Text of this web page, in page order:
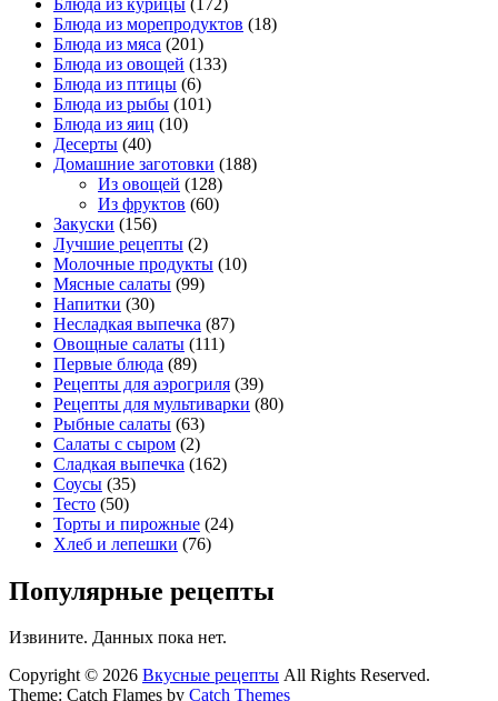
Блюда из морепродуктов (18)
Блюда из мяса (201)
Блюда из овощей (133)
Блюда из птицы (6)
Блюда из рыбы (101)
Блюда из яиц (10)
Десерты (40)
Домашние заготовки (188)
Из овощей (128)
Из фруктов (60)
Закуски (156)
Лучшие рецепты (2)
Молочные продукты (10)
Мясные салаты (99)
Напитки (30)
Несладкая выпечка (87)
Овощные салаты (111)
Первые блюда (89)
Рецепты для аэрогриля (39)
Рецепты для мультиварки (80)
Рыбные салаты (63)
Салаты с сыром (2)
Сладкая выпечка (162)
Соусы (35)
Тесто (50)
Торты и пирожные (24)
Хлеб и лепешки (76)
Популярные рецепты
Извините. Данных пока нет.
Copyright © 2026 Вкусные рецепты All Rights Reserved.
Theme: Catch Flames by Catch Themes